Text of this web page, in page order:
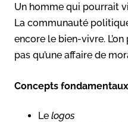
Un homme qui pourrait
La communauté
encore le bien-vivre.
pas qu’une affaire de
Concepts fondamentaux
Le logos